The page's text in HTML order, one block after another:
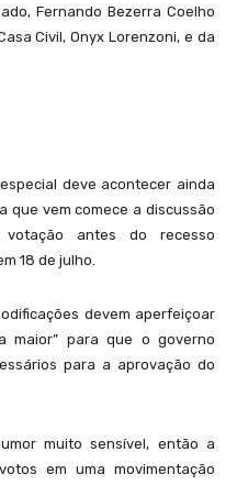
Fernando Bezerra Coelho
Civil, Onyx Lorenzoni, e da
deve acontecer ainda
que vem comece a discussão
antes do recesso
18 de julho.
devem aperfeiçoar
maior” para que o governo
para a aprovação do
muito sensível, então a
em uma movimentação